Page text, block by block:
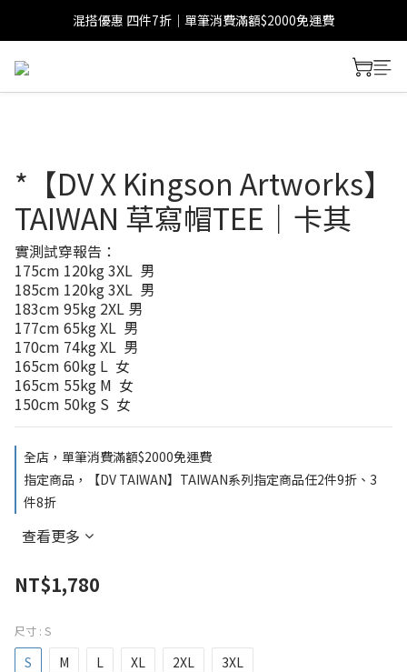
混搭優惠 四件7折｜單筆消費滿額$2000免運費
*【DV X Kingson Artworks】
TAIWAN 草寫帽TEE｜卡其
實測試穿報告：
175cm 120kg 3XL  男
185cm 120kg 3XL  男
183cm 95kg 2XL 男
177cm 65kg XL  男
170cm 74kg XL  男
165cm 60kg L  女
165cm 55kg M  女
150cm 50kg S  女
全店，單筆消費滿額$2000免運費
指定商品，【DV TAIWAN】TAIWAN系列指定商品任2件9折、3
件8折
查看更多
NT$1,780
尺寸 : S
S M L XL 2XL 3XL